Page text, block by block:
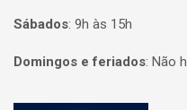
Sábados: 9h às 15h
Domingos e feriados: Não